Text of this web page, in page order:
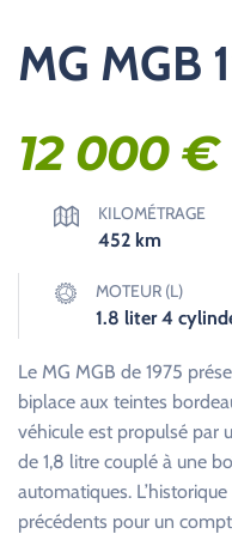
MG MGB
12 000€
KILOMÉTRAGE
452 km
MOTEUR (L)
Le MG MGB de 1975
biplace aux teintes
véhicule est propulsé par
de 1,8 litre couplé à une
automatiques.
précédents pour un